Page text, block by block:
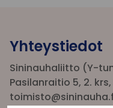
Yhteystiedot
Sininauhaliitto (Y-
Pasilanraitio 5, 2.